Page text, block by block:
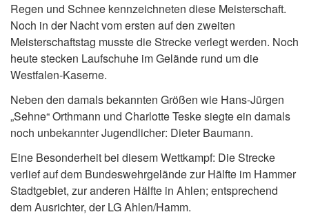
Regen und Schnee kennzeichneten diese Meisterschaft.
Noch in der Nacht vom ersten auf den zweiten
Meisterschaftstag musste die Strecke verlegt werden. Noch
heute stecken Laufschuhe im Gelände rund um die
Westfalen-Kaserne.
Neben den damals bekannten Größen wie Hans-Jürgen
„Sehne“ Orthmann und Charlotte Teske siegte ein damals
noch unbekannter Jugendlicher: Dieter Baumann.
Eine Besonderheit bei diesem Wettkampf: Die Strecke
verlief auf dem Bundeswehrgelände zur Hälfte im Hammer
Stadtgebiet, zur anderen Hälfte in Ahlen; entsprechend
dem Ausrichter, der LG Ahlen/Hamm.